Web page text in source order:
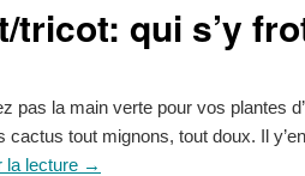
tricot: qui s’y
pas la main verte pour vos plantes
cactus tout mignons, tout doux. Il
la lecture →